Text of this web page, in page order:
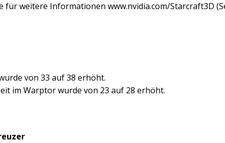
für weitere Informationen www.nvidia.com/Starcraft3D
von 33 auf 38 erhöht.
im Warptor wurde von 23 auf 28 erhöht.